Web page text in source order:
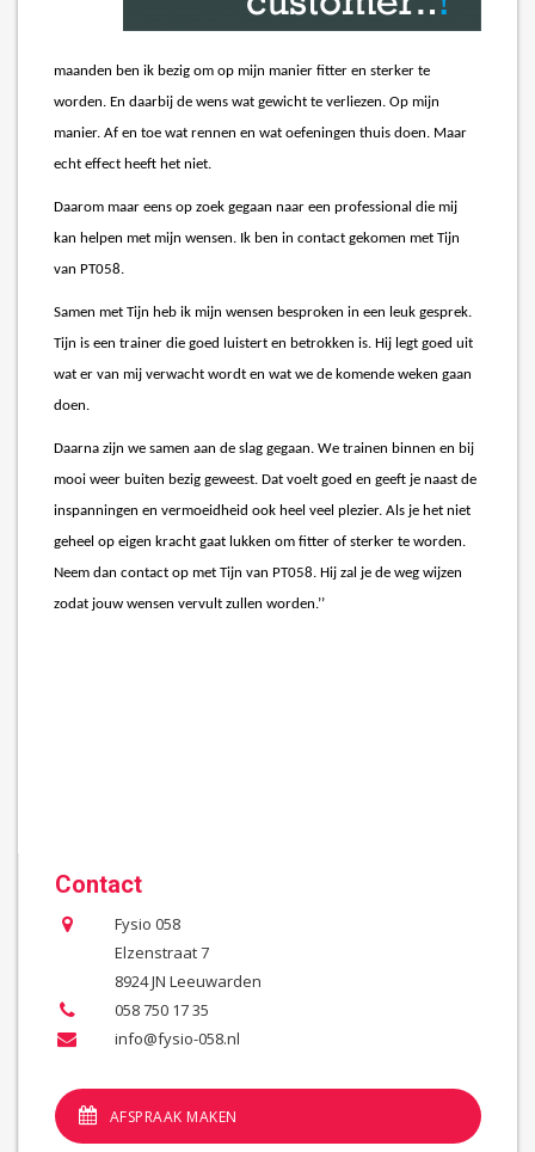
maanden ben ik bezig om op mijn manier fitter en sterker te
worden. En daarbij de wens wat gewicht te verliezen. Op mijn
manier. Af en toe wat rennen en wat oefeningen thuis doen. Maar
echt effect heeft het niet.
Daarom maar eens op zoek gegaan naar een professional die mij
kan helpen met mijn wensen. Ik ben in contact gekomen met Tijn
van PT058.
Samen met Tijn heb ik mijn wensen besproken in een leuk gesprek.
Tijn is een trainer die goed luistert en betrokken is. Hij legt goed uit
wat er van mij verwacht wordt en wat we de komende weken gaan
doen.
Daarna zijn we samen aan de slag gegaan. We trainen binnen en bij
mooi weer buiten bezig geweest. Dat voelt goed en geeft je naast de
inspanningen en vermoeidheid ook heel veel plezier. Als je het niet
geheel op eigen kracht gaat lukken om fitter of sterker te worden.
Neem dan contact op met Tijn van PT058. Hij zal je de weg wijzen
zodat jouw wensen vervult zullen worden.’’
Contact
Fysio 058
Elzenstraat 7
8924 JN Leeuwarden
058 750 17 35
info@fysio-058.nl
AFSPRAAK MAKEN